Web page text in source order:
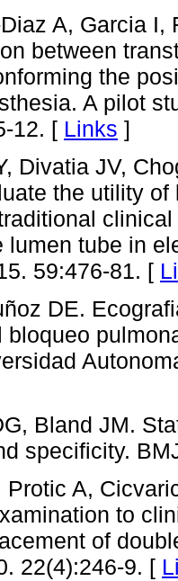
A, Garcia I,
between
the
A pilot
12. [ Links ]
Divatia JV,
the utility
lumen tube in
59:476-81. [
DE.
bloqueo
Bland JM.
specificity.
Protic A,
to
of
22(4):246-9. [